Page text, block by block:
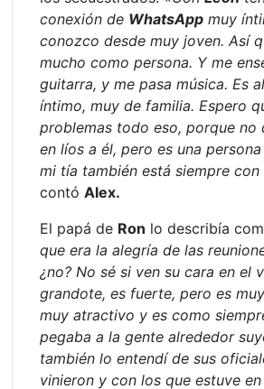
conexión de WhatsApp muy
conozco desde muy joven. Así
mucho como persona. Y me
guitarra, y me pasa música. Es
íntimo, muy de familia. Espero
problemas todo eso, porque no
en líos a él, pero es una
mi tía también está siempre con
contóAlex.
El papá de Ron lo describía
que era la alegría de las
¿no? No sé si ven su cara en el
grandote, es fuerte, pero es
muy atractivo y es como
pegaba a la gente alrededor
también lo entendí de sus
vinieron y con los que estuve